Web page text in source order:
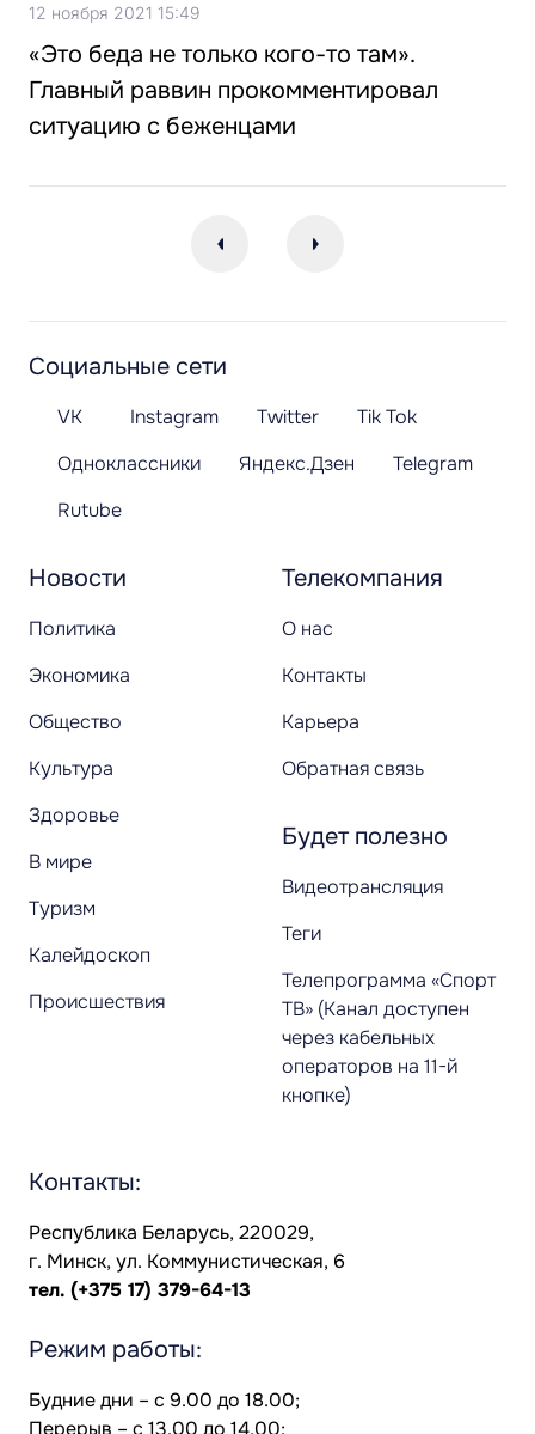
12 ноября 2021 15:49
«Это беда не только кого-то там».
Главный раввин прокомментировал
ситуацию с беженцами
Новости
Политика
Экономика
Общество
Культура
Здоровье
В мире
Туризм
Калейдоскоп
Происшествия
Телекомпания
О нас
Контакты
Карьера
Обратная связь
Будет полезно
Видеотрансляция
Теги
Телепрограмма «Спорт
ТВ» (Канал доступен
через кабельных
операторов на 11-й
кнопке)
Социальные сети
VK Instagram Twitter
Tik Tok
Одноклассники
Яндекс.Дзен
Telegram
Rutube
Контакты:
Республика Беларусь, 220029,
г. Минск, ул. Коммунистическая, 6
тел. (+375 17) 379-64-13
Режим работы:
Будние дни – с 9.00 до 18.00;
Перерыв – с 13.00 до 14.00;